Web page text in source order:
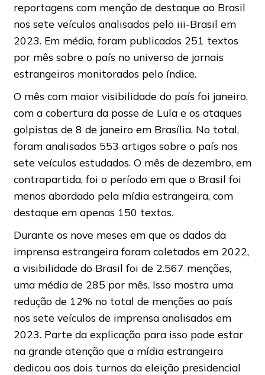
reportagens com menção de destaque ao Brasil
nos sete veículos analisados pelo iii-Brasil em
2023. Em média, foram publicados 251 textos
por mês sobre o país no universo de jornais
estrangeiros monitorados pelo índice.
O mês com maior visibilidade do país foi janeiro,
com a cobertura da posse de Lula e os ataques
golpistas de 8 de janeiro em Brasília. No total,
foram analisados 553 artigos sobre o país nos
sete veículos estudados. O mês de dezembro, em
contrapartida, foi o período em que o Brasil foi
menos abordado pela mídia estrangeira, com
destaque em apenas 150 textos.
Durante os nove meses em que os dados da
imprensa estrangeira foram coletados em 2022,
a visibilidade do Brasil foi de 2.567 menções,
uma média de 285 por mês. Isso mostra uma
redução de 12% no total de menções ao país
nos sete veículos de imprensa analisados em
2023. Parte da explicação para isso pode estar
na grande atenção que a mídia estrangeira
dedicou aos dois turnos da eleição presidencial